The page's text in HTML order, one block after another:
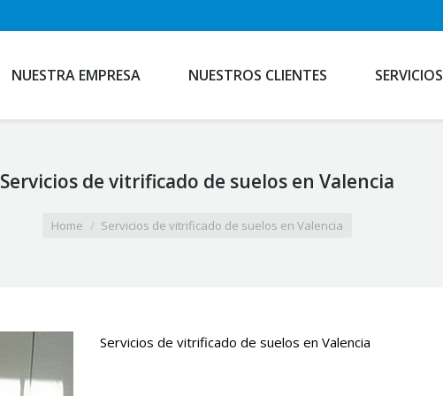
NUESTRA EMPRESA NUESTROS CLIENTES SERVICIOS
Servicios de vitrificado de suelos en Valencia
Home Servicios de vitrificado de suelos en Valencia
Servicios de vitrificado de suelos en Valencia